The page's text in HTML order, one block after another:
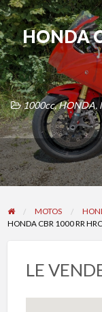
HONDA
1000cc,HONDA,
MOTOS
HONDA CBR 1000 RR HRC
LE